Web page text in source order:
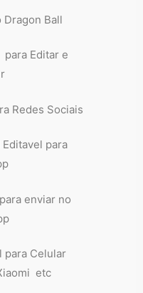
Ball
Editar e
Redes Sociais
para
enviar no
para Celular
etc